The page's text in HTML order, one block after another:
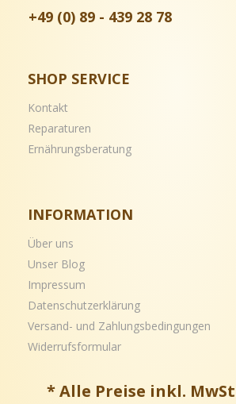
+49 (0) 89 - 439 28 78
SHOP SERVICE
Kontakt
Reparaturen
Ernährungsberatung
INFORMATION
Über uns
Unser Blog
Impressum
Datenschutzerklärung
Versand- und Zahlungsbedingungen
Widerrufsformular
* Alle Preise inkl.